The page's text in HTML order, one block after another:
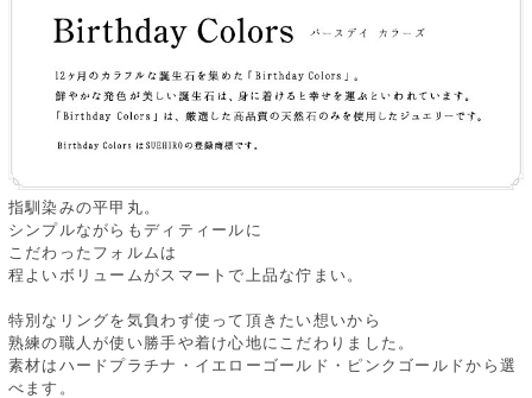
指馴染みの平甲丸。
シンプルながらもディティールに
こだわったフォルムは
程よいボリュームがスマートで上品な佇まい。
特別なリングを気負わず使って頂きたい想いから
熟練の職人が使い勝手や着け心地にこだわりました。
素材はハードプラチナ・イエローゴールド・ピンクゴールドから選
べます。